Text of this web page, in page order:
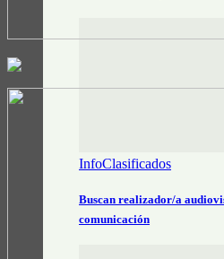
InfoClasificados
Buscan realizador/a
comunicación